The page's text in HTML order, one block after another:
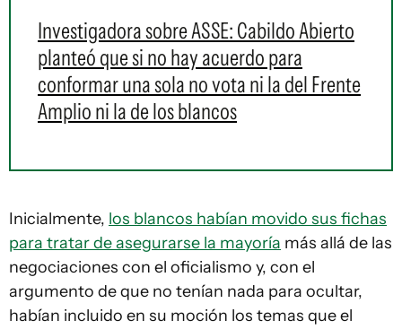
Investigadora sobre ASSE: Cabildo Abierto
planteó que si no hay acuerdo para
conformar una sola no vota ni la del Frente
Amplio ni la de los blancos
Inicialmente, los blancos habían movido sus fichas
para tratar de asegurarse la mayoría más allá de las
negociaciones con el oficialismo y, con el
argumento de que no tenían nada para ocultar,
habían incluido en su moción los temas que el